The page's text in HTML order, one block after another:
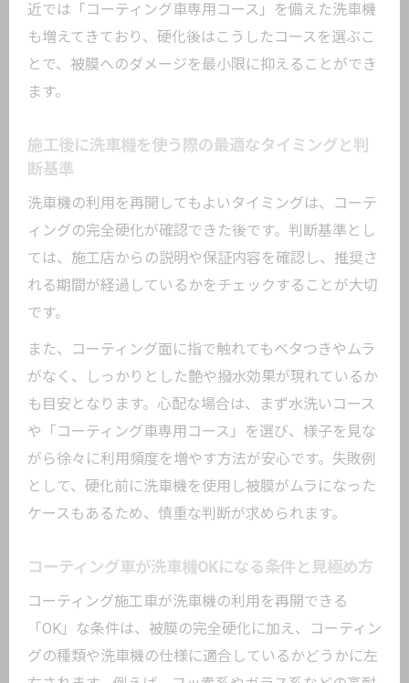
近では「コーティング車専用コース」を備えた洗車機
も増えてきており、硬化後はこうしたコースを選ぶこ
とで、被膜へのダメージを最小限に抑えることができ
ます。
施工後に洗車機を使う際の最適なタイミングと判
断基準
洗車機の利用を再開してもよいタイミングは、コーテ
ィングの完全硬化が確認できた後です。判断基準とし
ては、施工店からの説明や保証内容を確認し、推奨さ
れる期間が経過しているかをチェックすることが大切
です。
また、コーティング面に指で触れてもベタつきやムラ
がなく、しっかりとした艶や撥水効果が現れているか
も目安となります。心配な場合は、まず水洗いコース
や「コーティング車専用コース」を選び、様子を見な
がら徐々に利用頻度を増やす方法が安心です。失敗例
として、硬化前に洗車機を使用し被膜がムラになった
ケースもあるため、慎重な判断が求められます。
コーティング車が洗車機OKになる条件と見極め方
コーティング施工車が洗車機の利用を再開できる
「OK」な条件は、被膜の完全硬化に加え、コーティン
グの種類や洗車機の仕様に適合しているかどうかに左